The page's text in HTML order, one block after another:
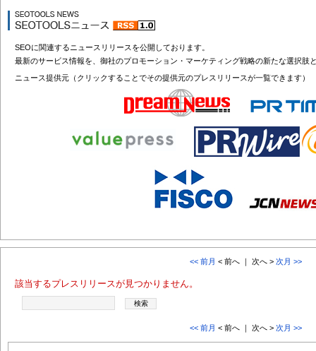
SEOに関連するニュースリリースを公開しております。
最新のサービス情報を、御社のプロモーション・マーケティング戦略の新たな選択肢
ニュース提供元（クリックすることでその提供元のプレスリリースが一覧できます）
<< 前月 < 前へ ｜ 次へ > 次月 >>
該当するプレスリリースが見つかりません。
<< 前月 < 前へ ｜ 次へ > 次月 >>